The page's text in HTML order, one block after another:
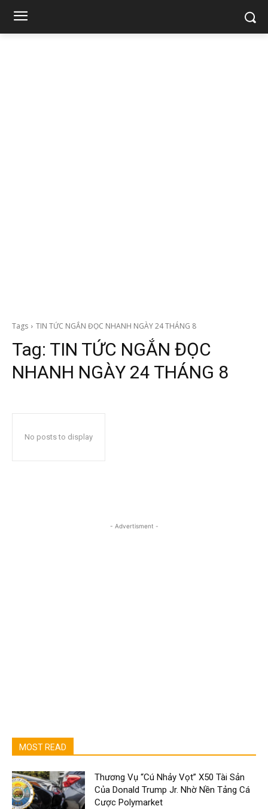
Tags TIN TỨC NGẮN ĐỌC NHANH NGÀY 24 THÁNG 8
Tag: TIN TỨC NGẮN ĐỌC
NHANH NGÀY 24 THÁNG 8
No posts to display
- Advertisment -
MOST READ
Thương Vụ “Cú Nhảy Vọt” X50 Tài Sản
Của Donald Trump Jr. Nhờ Nền Tảng Cá
Cược Polymarket